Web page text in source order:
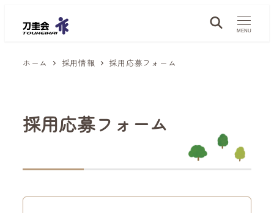
MENU
ホーム 採用情報 採用応募フォーム
採用応募フォーム